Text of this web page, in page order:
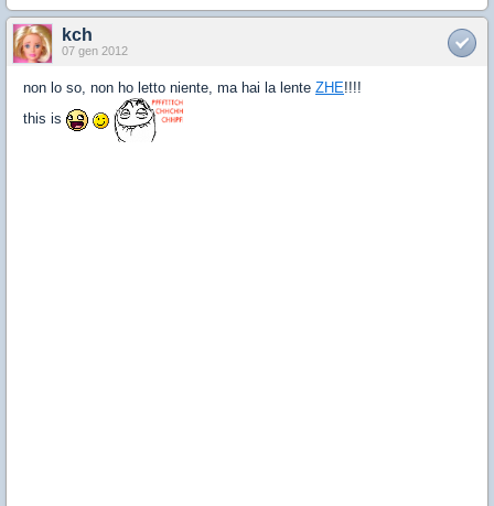
kch
07 gen 2012
non lo so, non ho letto niente, ma hai la lente ZHE!!!!
this is